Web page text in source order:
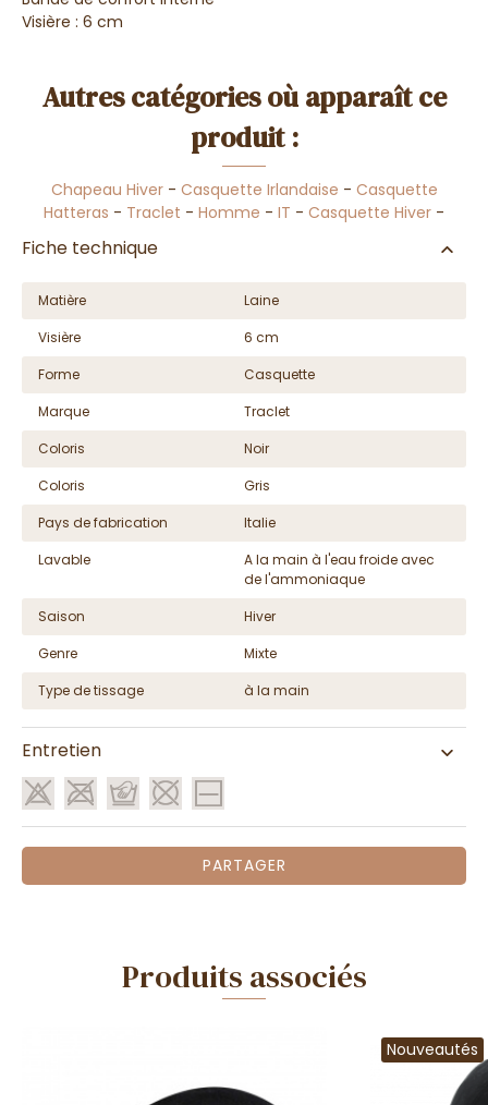
Visière : 6 cm
Autres catégories où apparaît ce
produit :
Chapeau Hiver- Casquette Irlandaise - Casquette
Hatteras - Traclet - Homme - IT - Casquette Hiver -
Fiche technique
Matière
Laine
Visière
6 cm
Forme
Casquette
Marque
Traclet
Coloris
Noir
Coloris
Gris
Pays de fabrication
Italie
Lavable
A la main à l'eau froide avec
de l'ammoniaque
Saison
Hiver
Genre
Mixte
Type de tissage
à la main
Entretien
PARTAGER
Produits associés
Nouveautés